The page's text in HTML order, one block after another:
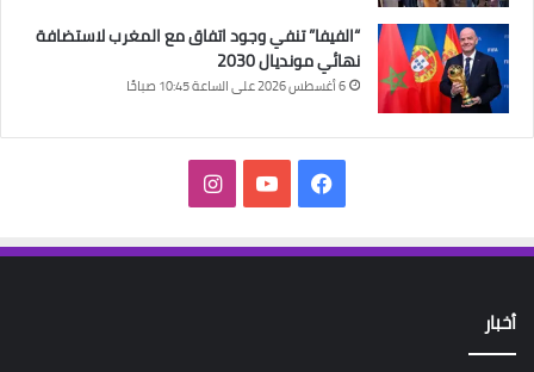
“الفيفا” تنفي وجود اتفاق مع المغرب لاستضافة
نهائي مونديال 2030
6 أغسطس 2026 على الساعة 10:45 صباحًا
فيسبوك‫YouTubeانستقرام
أخبار